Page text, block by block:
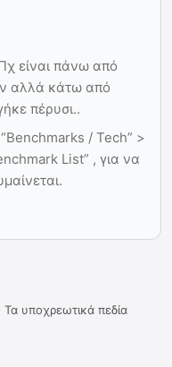
είναι πάνω από
αλλά κάτω από
πέρυσι..
/ Tech” >
List” , για να
Τα υποχρεωτικά πεδία